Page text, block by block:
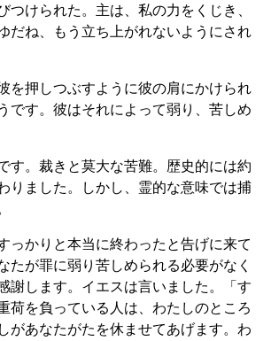
つけられた。主は、私の力をくじき、
だね、もう立ち上がれないようにされ
を押しつぶすように彼の肩にかけられ
です。彼はそれによって弱り、苦しめ
す。裁きと莫大な苦難。歴史的には約
りました。しかし、霊的な意味では捕
っかりと本当に終わったと告げに来て
たが罪に弱り苦しめられる必要がなく
謝します。イエスは言いました。「す
荷を負っている人は、わたしのところ
があなたがたを休ませてあげます。わ